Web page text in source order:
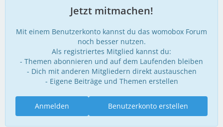
Jetzt mitmachen!
Mit einem Benutzerkonto kannst du das womobox Forum
noch besser nutzen.
Als registriertes Mitglied kannst du:
- Themen abonnieren und auf dem Laufenden bleiben
- Dich mit anderen Mitgliedern direkt austauschen
- Eigene Beiträge und Themen erstellen
Benutzerkonto erstellen
Anmelden